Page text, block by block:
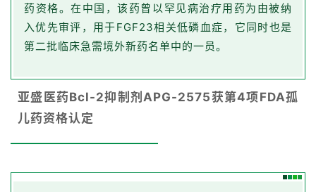
药资格。在中国，该药曾以罕见病治疗用药为由被纳
入优先审评，用于FGF23相关低磷血症，它同时也是
第二批临床急需境外新药名单中的一员。
亚盛医药Bcl-2抑制剂APG-2575获第4项FDA孤
儿药资格认定